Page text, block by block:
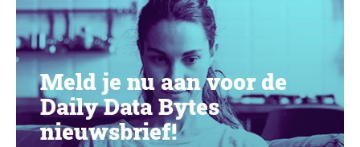
Meld je nu aan voor de
Daily Data Bytes
nieuwsbrief!